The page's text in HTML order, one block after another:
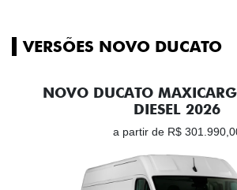
VERSÕES NOVO DUCATO
NOVO DUCATO
DIESEL 2026
a partir de R$